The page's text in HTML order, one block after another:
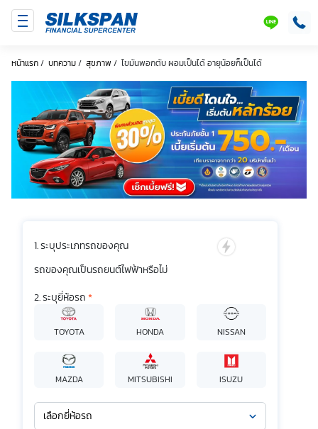
หน้าแรก/ บทความ/ สุขภาพ / ไขมันพอกตับ ผอมเป็นได้ อายุน้อยก็เป็นได้
ระบุประเภทรถของคุณ
รถของคุณเป็นรถยนต์ไฟฟ้าหรือไม่
ระบุยี่ห้อรถ *
TOYOTA HONDA NISSAN
MAZDA MITSUBISHI ISUZU
เลือกยี่ห้อรถ